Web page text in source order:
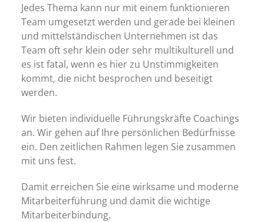
Jedes Thema kann nur mit einem funktionieren
Team umgesetzt werden und gerade bei kleinen
und mittelständischen Unternehmen ist das
Team oft sehr klein oder sehr multikulturell und
es ist fatal, wenn es hier zu Unstimmigkeiten
kommt, die nicht besprochen und beseitigt
werden.
Wir bieten individuelle Führungskräfte Coachings
an. Wir gehen auf Ihre persönlichen Bedürfnisse
ein. Den zeitlichen Rahmen legen Sie zusammen
mit uns fest.
Damit erreichen Sie eine wirksame und moderne
Mitarbeiterführung und damit die wichtige
Mitarbeiterbindung.